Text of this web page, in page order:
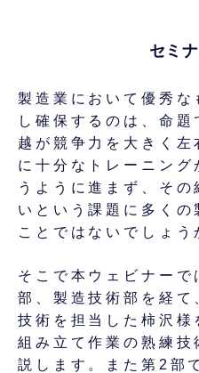
セミ
製造業において優秀な
し確保するのは、命
越が競争力を大きく左
に十分なトレーニング
うように進まず、そ
いという課題に多くの
ことではないでしょう
そこで本ウェビナーで
部、製造技術部を経て
技術を担当した柿沢
組み立て作業の熟練技
説します。また第2部